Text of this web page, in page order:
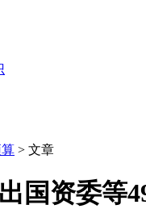
> 文章
国资委等